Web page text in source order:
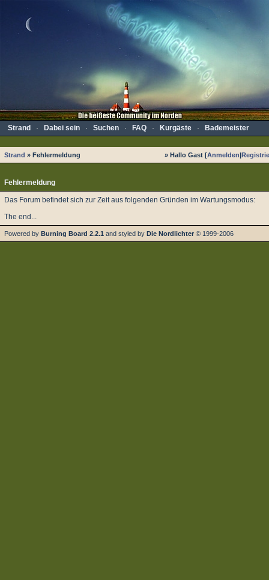
Strand · Dabei sein· Suchen· FAQ· Kurgäste· Bademeister
Strand » Fehlermeldung » Hallo Gast [Anmelden|
Fehlermeldung
Das Forum befindet sich zur Zeit aus folgenden Gründen im Wartungsmodus:
The end...
Powered by Burning Board 2.2.1 and styled by Die Nordlichter © 1999-2006